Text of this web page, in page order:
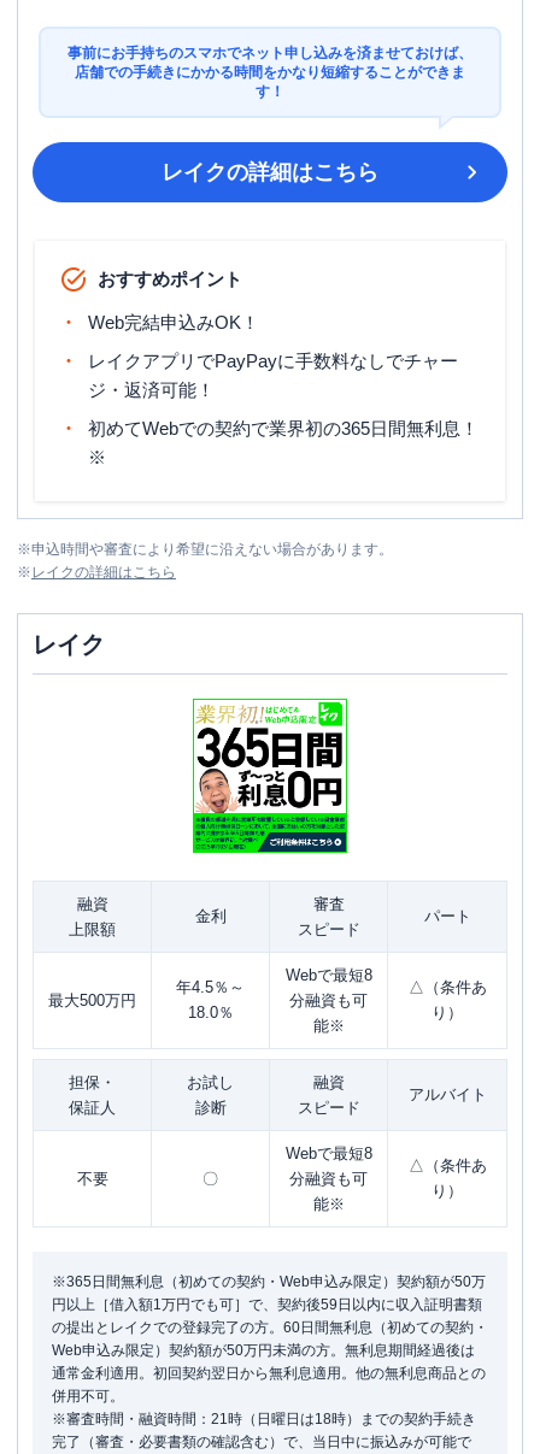
事前にお手持ちのスマホでネット申し込みを済ませておけば、
店舗での手続きにかかる時間をかなり短縮することができま
す！
レイクの詳細はこちら
おすすめポイント
Web完結申込みOK！
レイクアプリでPayPayに手数料なしでチャー
ジ・返済可能！
初めてWebでの契約で業界初の365日間無利息！
※
※申込時間や審査により希望に沿えない場合があります。
※ レイクの詳細はこちら
レイク
融資
上限額
金利
審査
スピード
パート
最大500万円
年4.5％～
18.0％
Webで最短8
分融資も可
能※
△（条件あ
り）
担保・
保証人
お試し
診断
融資
スピード
アルバイト
不要 〇
Webで最短8
分融資も可
能※
△（条件あ
り）
※365日間無利息（初めての契約・Web申込み限定）契約額が50万
円以上［借入額1万円でも可］で、契約後59日以内に収入証明書類
の提出とレイクでの登録完了の方。60日間無利息（初めての契約・
Web申込み限定）契約額が50万円未満の方。無利息期間経過後は
通常金利適用。初回契約翌日から無利息適用。他の無利息商品との
併用不可。
※審査時間・融資時間：21時（日曜日は18時）までの契約手続き
完了（審査・必要書類の確認含む）で、当日中に振込みが可能で